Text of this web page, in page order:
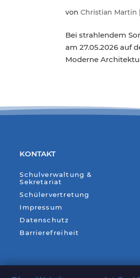
vonChristian Martin
Bei strahlendem
am 27.05.2026 auf
Moderne
KONTAKT
Schulverwaltung &
Sekretariat
Schülervertretung
Impressum
Datenschutz
Barrierefreiheit